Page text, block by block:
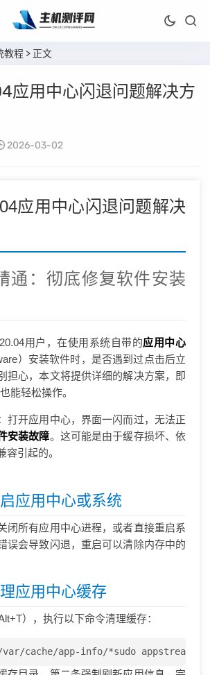
教程 > 正文
应用中心闪退问题解决方
2026-03-02
应用中心闪退问题解决
通：彻底修复软件安装
用户，在使用系统自带的应用中心
）安装软件时，是否遇到过点击后立
担心，本文将提供详细的解决方案，即
能轻松操作。
打开应用中心，界面一闪而过，无法正
安装故障。这可能是由于缓存损坏、依
容引起的。
应用中心或系统
闭所有应用中心进程，或者直接重启系
误会导致闪退，重启可以清除内存中的
应用中心缓存
），执行以下命令清理缓存：
cache/app-info/*sudo